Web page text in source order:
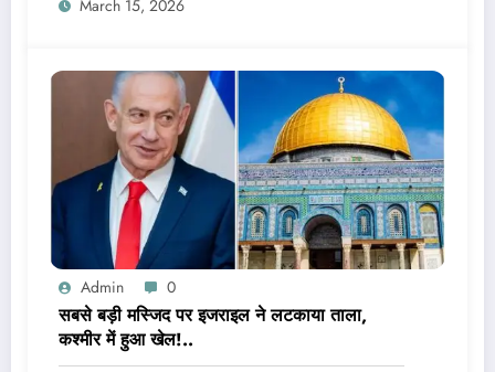
March 15, 2026
Admin 0
सबसे बड़ी मस्जिद पर इजराइल ने लटकाया ताला,
कश्मीर में हुआ खेल!..